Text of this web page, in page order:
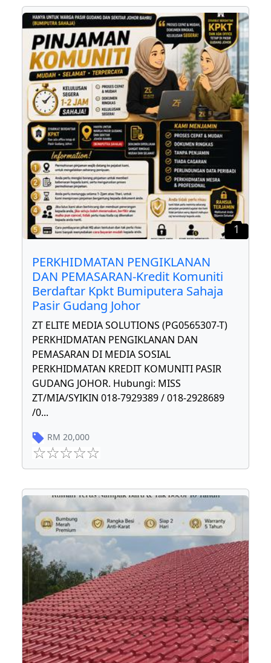
1
PERKHIDMATAN PENGIKLANAN
DAN PEMASARAN-Kredit Komuniti
Berdaftar Kpkt Bumiputera Sahaja
Pasir Gudang Johor
ZT ELITE MEDIA SOLUTIONS (PG0565307-T)
PERKHIDMATAN PENGIKLANAN DAN
PEMASARAN DI MEDIA SOSIAL
PERKHIDMATAN KREDIT KOMUNITI PASIR
GUDANG JOHOR. Hubungi: MISS
ZT/MIA/SYIKIN 018-7929389 / 018-2928689
/0...
RM 20,000